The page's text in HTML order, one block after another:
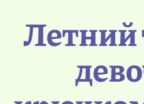
Летний